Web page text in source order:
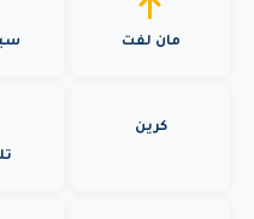
مان لفت
كرين